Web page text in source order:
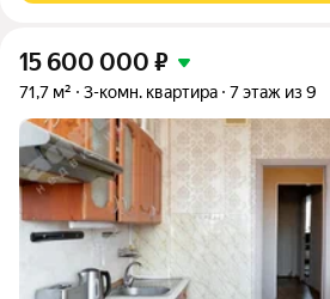
15 600 000 ₽
71,7 м² 3-комн. квартира 7 этаж из 9